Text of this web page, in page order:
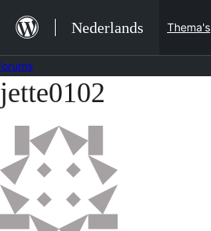
naar
de
inhoud
Nederlands Thema's
Ga
naar
inhoud
jette0102